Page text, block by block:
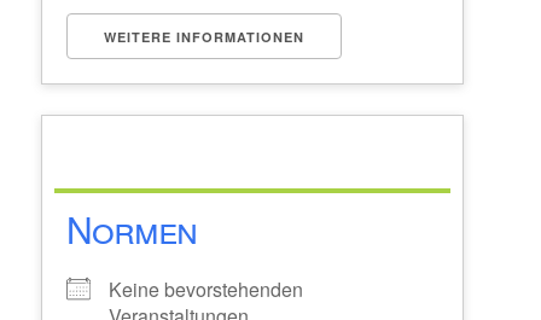
WEITERE INFORMATIONEN
Normen
Keine bevorstehenden